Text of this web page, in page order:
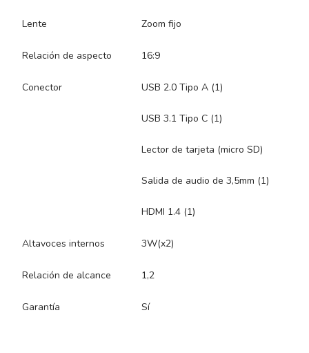
Lente Zoom fijo
Relación de aspecto 16:9
Conector USB 2.0 Tipo A (1)
USB 3.1 Tipo C (1)
Lector de tarjeta (micro SD)
Salida de audio de 3,5mm (1)
HDMI 1.4 (1)
Altavoces internos 3W(x2)
Relación de alcance 1,2
Garantía Sí